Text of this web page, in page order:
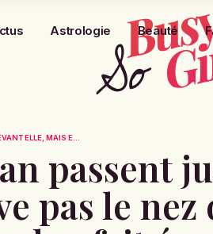
Astrologie Beauté
ELLE, MAIS E...
passent
pas le nez